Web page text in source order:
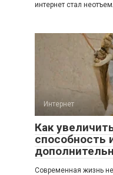
интернет стал
Интернет
Как
способность
Современная жизнь